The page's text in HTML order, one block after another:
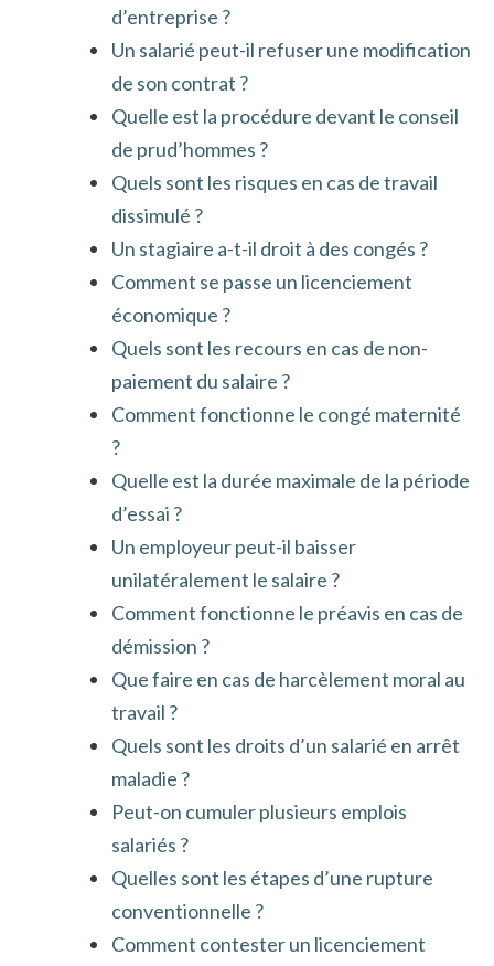
d’entreprise ?
Un salarié peut-il refuser une modification
de son contrat ?
Quelle est la procédure devant le conseil
de prud’hommes ?
Quels sont les risques en cas de travail
dissimulé ?
Un stagiaire a-t-il droit à des congés ?
Comment se passe un licenciement
économique ?
Quels sont les recours en cas de non-
paiement du salaire ?
Comment fonctionne le congé maternité
?
Quelle est la durée maximale de la période
d’essai ?
Un employeur peut-il baisser
unilatéralement le salaire ?
Comment fonctionne le préavis en cas de
démission ?
Que faire en cas de harcèlement moral au
travail ?
Quels sont les droits d’un salarié en arrêt
maladie ?
Peut-on cumuler plusieurs emplois
salariés ?
Quelles sont les étapes d’une rupture
conventionnelle ?
Comment contester un licenciement